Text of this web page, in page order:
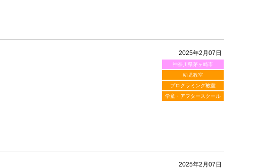
2025年2月07日
神奈川県茅ヶ崎市
幼児教室
プログラミング教室
学童・アフタースクール
2025年2月07日